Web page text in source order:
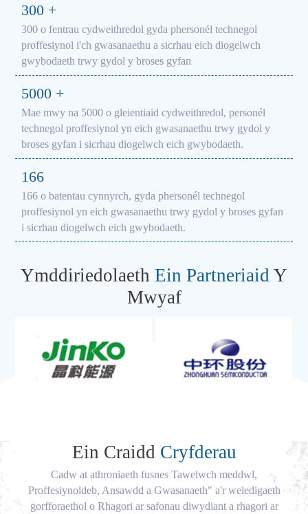
300 +
300 o fentrau cydweithredol gyda phersonél technegol
proffesiynol i'ch gwasanaethu a sicrhau eich diogelwch
gwybodaeth trwy gydol y broses gyfan
5000 +
Mae mwy na 5000 o gleientiaid cydweithredol, personél
technegol proffesiynol yn eich gwasanaethu trwy gydol y
broses gyfan i sicrhau diogelwch eich gwybodaeth.
166
166 o batentau cynnyrch, gyda phersonél technegol
proffesiynol yn eich gwasanaethu trwy gydol y broses gyfan
i sicrhau diogelwch eich gwybodaeth.
Ymddiriedolaeth Ein Partneriaid Y
Mwyaf
Ein Craidd Cryfderau
Cadw at athroniaeth fusnes Tawelwch meddwl,
Proffesiynoldeb, Ansawdd a Gwasanaeth" a'r weledigaeth
gorfforaethol o Rhagori ar safonau diwydiant a rhagori ar